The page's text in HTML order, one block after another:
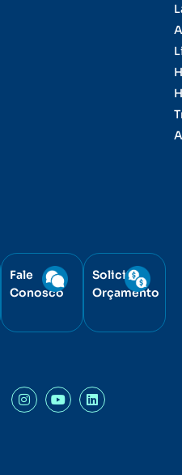
Fale
Conosco
Solicite
Orçamento